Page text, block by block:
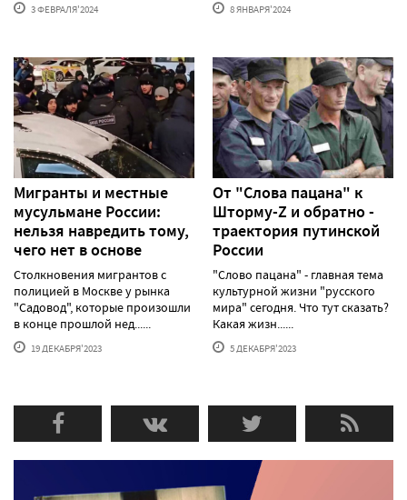
3 ФЕВРАЛЯ'2024 8 ЯНВАРЯ'2024
Мигранты и местные
мусульмане России:
нельзя навредить тому,
чего нет в основе
Столкновения мигрантов с
полицией в Москве у рынка
"Садовод", которые произошли
в конце прошлой нед......
19 ДЕКАБРЯ'2023
От "Слова пацана" к
Шторму-Z и обратно -
траектория путинской
России
"Слово пацана" - главная тема
культурной жизни "русского
мира" сегодня. Что тут сказать?
Какая жизн......
5 ДЕКАБРЯ'2023